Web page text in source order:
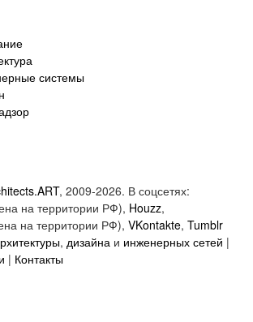
системы
, 2009-2026. В соцсетях:
на территории РФ), Houzz,
на территории РФ), VKontakte, Tumblr
, дизайна и инженерных сетей |
| Контакты